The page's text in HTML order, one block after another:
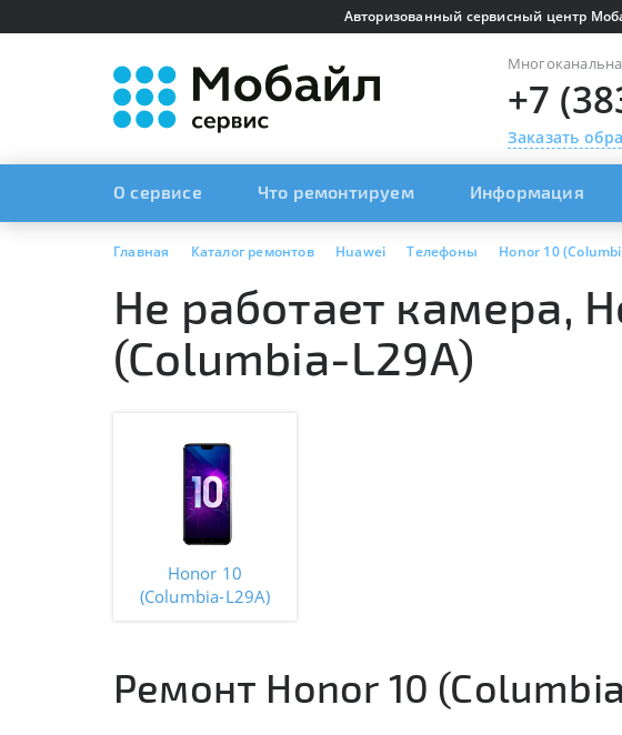
Авторизованный сервисный центр
+7
Заказать
О сервисе Что ремонтируем Информация
Главная Каталог ремонтов Huawei Телефоны Honor 10
Не работает камера,
(Columbia-L29A)
Honor 10
(Columbia-L29A)
Ремонт Honor 10